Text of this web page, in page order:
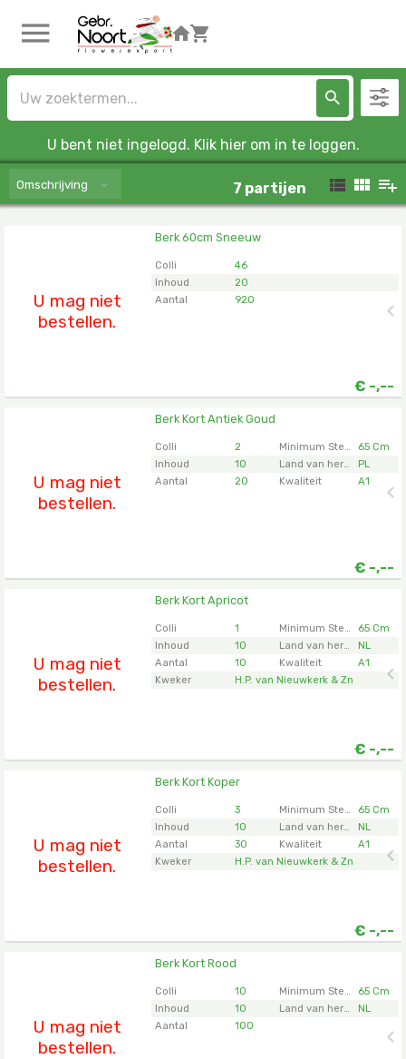
U bent niet ingelogd. Klik hier om in te loggen.
Omschrijving 7 partijen
U mag niet
bestellen.
Berk 60cm Sneeuw
Colli
46
Inhoud
20
Aantal
920
€ -,--
U moet ingelogd zijn om te kunnen kopen.
U mag niet
bestellen.
Berk Kort Antiek Goud
Colli 2 Minimum Steellengte
65 Cm
Inhoud
10 Land van herkomst
PL
Aantal
20 Kwaliteit A1
€ -,--
Berk Kort Antiek Goud
U moet ingelogd zijn om te kunnen kopen. Klik hier
U mag niet
bestellen.
Berk Kort Apricot
Colli 1 Minimum Steellengte
65 Cm
Inhoud
10 Land van herkomst
NL
Aantal
10 Kwaliteit
A1
Kweker
H.P. van Nieuwkerk & Zn
€ -,--
U moet ingelogd zijn om te kunnen kopen. Klik hier
U mag niet
bestellen.
Berk Kort Koper
Colli 3 Minimum Steellengte
65 Cm
Inhoud
10 Land van herkomst
NL
Aantal
30 Kwaliteit
A1
Kweker
H.P. van Nieuwkerk & Zn
€ -,--
U moet ingelogd zijn om te kunnen kopen. Klik hier
U mag niet
bestellen.
Berk Kort Rood
Colli 10 Minimum Steellengte
65 Cm
Inhoud
10 Land van herkomst
NL
Aantal
100
U moet ingelogd zijn om te kunnen kopen. Klik hier